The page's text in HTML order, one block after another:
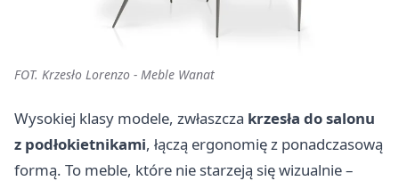
FOT. Krzesło Lorenzo - Meble Wanat
Wysokiej klasy modele, zwłaszcza krzesła do salonu
z podłokietnikami, łączą ergonomię z ponadczasową
formą. To meble, które nie starzeją się wizualnie –